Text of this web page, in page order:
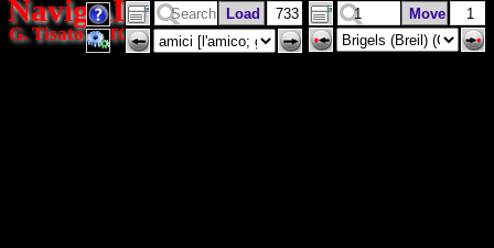
NavigAIS
G. Tisato(ISTC)